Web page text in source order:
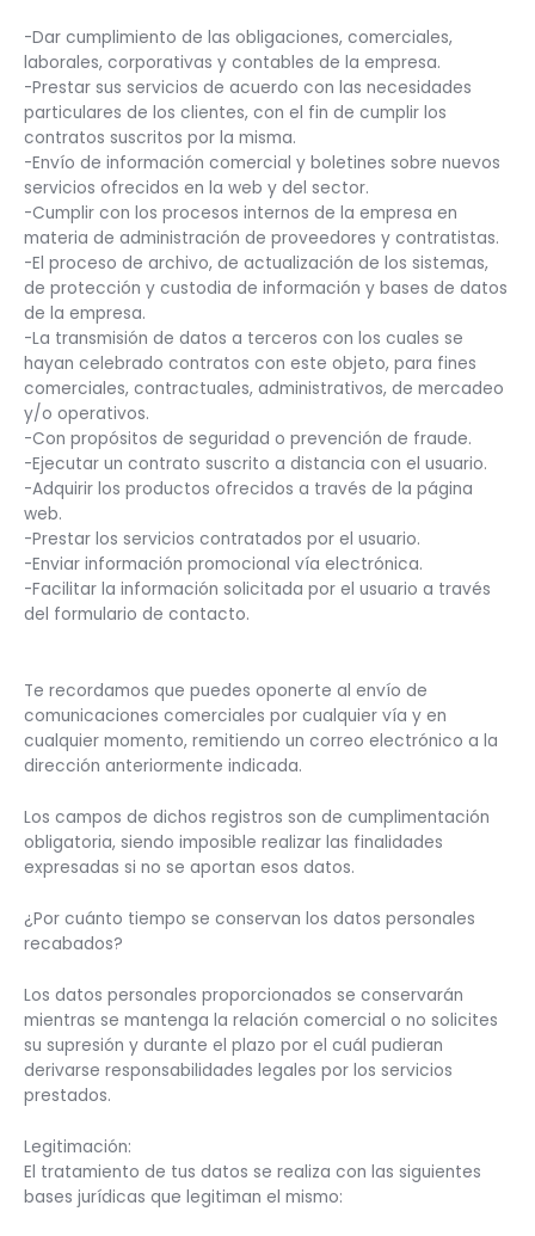
-Dar cumplimiento de las obligaciones, comerciales,
laborales, corporativas y contables de la empresa.
-Prestar sus servicios de acuerdo con las necesidades
particulares de los clientes, con el fin de cumplir los
contratos suscritos por la misma.
-Envío de información comercial y boletines sobre nuevos
servicios ofrecidos en la web y del sector.
-Cumplir con los procesos internos de la empresa en
materia de administración de proveedores y contratistas.
-El proceso de archivo, de actualización de los sistemas,
de protección y custodia de información y bases de datos
de la empresa.
-La transmisión de datos a terceros con los cuales se
hayan celebrado contratos con este objeto, para fines
comerciales, contractuales, administrativos, de mercadeo
y/o operativos.
-Con propósitos de seguridad o prevención de fraude.
-Ejecutar un contrato suscrito a distancia con el usuario.
-Adquirir los productos ofrecidos a través de la página
web.
-Prestar los servicios contratados por el usuario.
-Enviar información promocional vía electrónica.
-Facilitar la información solicitada por el usuario a través
del formulario de contacto.
Te recordamos que puedes oponerte al envío de
comunicaciones comerciales por cualquier vía y en
cualquier momento, remitiendo un correo electrónico a la
dirección anteriormente indicada.
Los campos de dichos registros son de cumplimentación
obligatoria, siendo imposible realizar las finalidades
expresadas si no se aportan esos datos.
¿Por cuánto tiempo se conservan los datos personales
recabados?
Los datos personales proporcionados se conservarán
mientras se mantenga la relación comercial o no solicites
su supresión y durante el plazo por el cuál pudieran
derivarse responsabilidades legales por los servicios
prestados.
Legitimación:
El tratamiento de tus datos se realiza con las siguientes
bases jurídicas que legitiman el mismo: